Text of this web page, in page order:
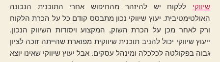
שיווקי ללקוח יש להיזהר מהחיפוש אחרי התוכנית הנכונה
האולטימטיבית. יעוץ שיווקי נכון מתבסס קודם כל על הכרת הלקוח
ורק לאחר מכן על הכרת השוק, המקצוע ויסודות השיווק הנכון.
ייעוץ שיווקי יכול להניב תוכנית שיווקית מפוארת שהייתה זוכה לציון
גבוה בפקולטה לכלכלה ומינהל עסקים. אבל יעוץ שיווקי שאינו יוצא